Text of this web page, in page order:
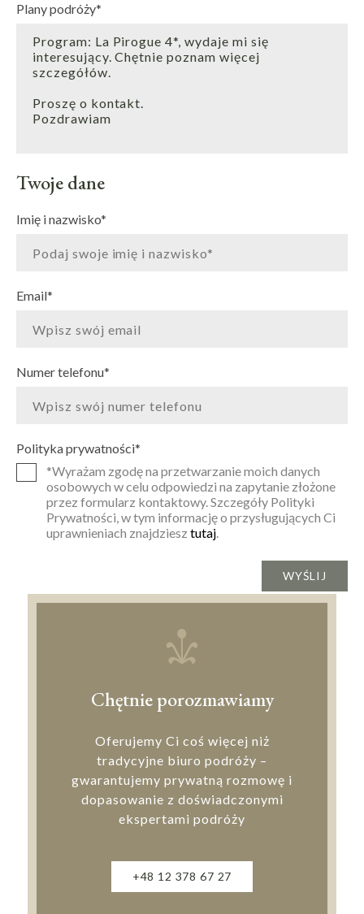
Plany podróży*
Twoje dane
Imię i nazwisko*
Email*
Numer telefonu*
Polityka prywatności*
*Wyrażam zgodę na przetwarzanie moich danych
osobowych w celu odpowiedzi na zapytanie złożone
przez formularz kontaktowy. Szczegóły Polityki
Prywatności, w tym informację o przysługujących Ci
uprawnieniach znajdziesz tutaj.
Chętnie porozmawiamy
Oferujemy Ci coś więcej niż
tradycyjne biuro podróży –
gwarantujemy prywatną rozmowę i
dopasowanie z doświadczonymi
ekspertami podróży
+48 12 378 67 27